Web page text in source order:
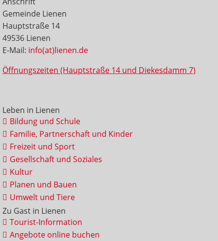
Gemeinde Lienen
Hauptstraße 14
49536 Lienen
E-Mail: info(at)lienen.de
Öffnungszeiten (Hauptstraße 14 und Diekesdamm 7)
Leben in Lienen
Bildung und Schule
Familie, Partnerschaft und Kinder
Freizeit und Sport
Gesellschaft und Soziales
Kultur
Planen und Bauen
Umwelt und Tiere
Zu Gast in Lienen
Tourist-Information
Angebote online buchen